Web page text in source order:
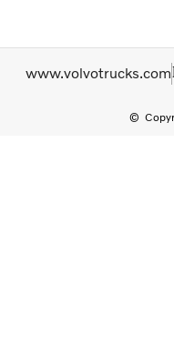
www.volvotrucks.com